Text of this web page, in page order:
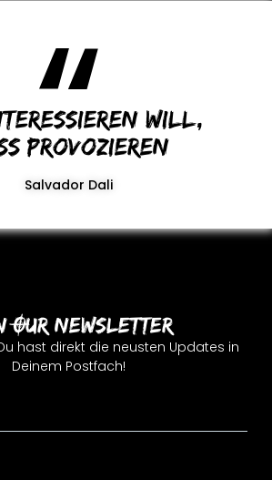
will,
provozieren
Salvador Dali
Our Newsletter
hast direkt die neusten Updates in
Deinem Postfach!